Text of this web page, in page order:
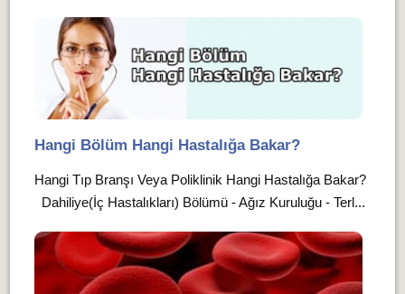
Hangi Bölüm Hangi Hastalığa Bakar?
Hangi Tıp Branşı Veya Poliklinik Hangi Hastalığa Bakar?
Dahiliye(İç Hastalıkları) Bölümü - Ağız Kuruluğu - Terl...